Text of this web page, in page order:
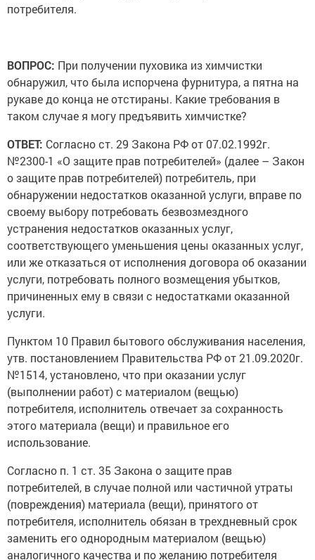
потребителя.
ВОПРОС: При получении пуховика из химчистки
обнаружил, что была испорчена фурнитура, а пятна на
рукаве до конца не отстираны. Какие требования в
таком случае я могу предъявить химчистке?
ОТВЕТ: Согласно ст. 29 Закона РФ от 07.02.1992г.
№2300-1 «О защите прав потребителей» (далее – Закон
о защите прав потребителей) потребитель, при
обнаружении недостатков оказанной услуги, вправе по
своему выбору потребовать безвозмездного
устранения недостатков оказанных услуг,
соответствующего уменьшения цены оказанных услуг,
или же отказаться от исполнения договора об оказании
услуги, потребовать полного возмещения убытков,
причиненных ему в связи с недостатками оказанной
услуги.
Пунктом 10 Правил бытового обслуживания населения,
утв. постановлением Правительства РФ от 21.09.2020г.
№1514, установлено, что при оказании услуг
(выполнении работ) с материалом (вещью)
потребителя, исполнитель отвечает за сохранность
этого материала (вещи) и правильное его
использование.
Согласно п. 1 ст. 35 Закона о защите прав
потребителей, в случае полной или частичной утраты
(повреждения) материала (вещи), принятого от
потребителя, исполнитель обязан в трехдневный срок
заменить его однородным материалом (вещью)
аналогичного качества и по желанию потребителя